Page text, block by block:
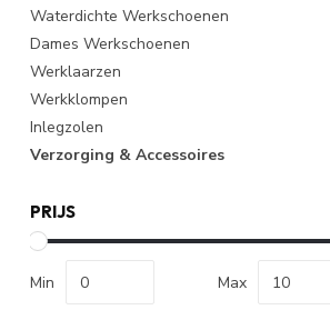
Waterdichte Werkschoenen
Dames Werkschoenen
Werklaarzen
Werkklompen
Inlegzolen
Verzorging & Accessoires
PRIJS
Min Max